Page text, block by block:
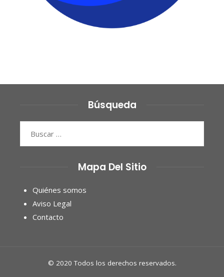
Búsqueda
Mapa Del Sitio
Quiénes somos
Aviso Legal
Contacto
© 2020 Todos los derechos reservados.